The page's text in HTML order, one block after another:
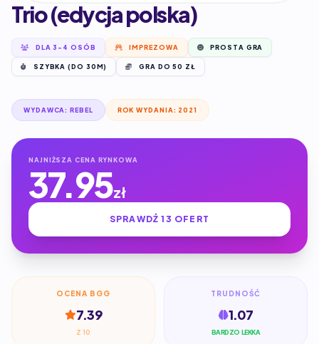
Trio (edycja polska)
DLA 3-4 OSÓB IMPREZOWA PROSTA GRA
SZYBKA (DO 30M) GRA DO 50 ZŁ
WYDAWCA: REBEL ROK WYDANIA: 2021
NAJNIŻSZA CENA RYNKOWA
37.95zł
SPRAWDŹ 13 OFERT
OCENA BGG
7.39
Z 10
TRUDNOŚĆ
1.07
BARDZO LEKKA